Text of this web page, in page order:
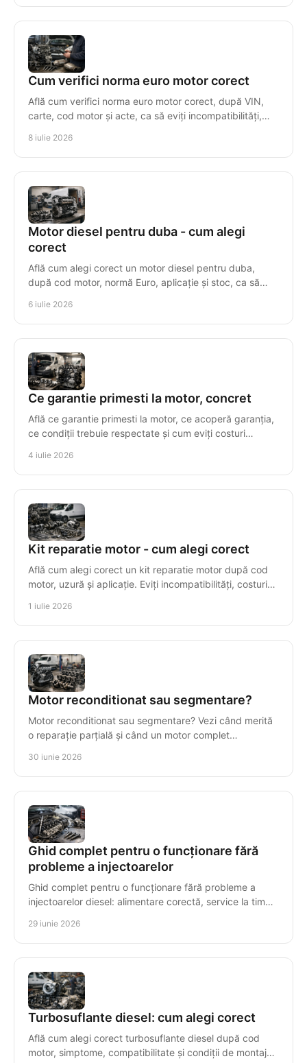
Cum verifici norma euro motor corect
Află cum verifici norma euro motor corect, după VIN,
carte, cod motor și acte, ca să eviți incompatibilități,
8 iulie 2026
Motor diesel pentru duba - cum alegi
corect
Află cum alegi corect un motor diesel pentru duba,
după cod motor, normă Euro, aplicație și stoc, ca să
6 iulie 2026
Ce garantie primesti la motor, concret
Află ce garantie primesti la motor, ce acoperă garanția,
ce condiții trebuie respectate și cum eviți costuri
4 iulie 2026
Kit reparatie motor - cum alegi corect
Află cum alegi corect un kit reparatie motor după cod
motor, uzură și aplicație. Eviți incompatibilități, costuri
1 iulie 2026
Motor reconditionat sau segmentare?
Motor reconditionat sau segmentare? Vezi când merită
o reparație parțială și când un motor complet
30 iunie 2026
Ghid complet pentru o funcționare fără
probleme a injectoarelor
Ghid complet pentru o funcționare fără probleme a
injectoarelor diesel: alimentare corectă, service la timp
29 iunie 2026
Turbosuflante diesel: cum alegi corect
Află cum alegi corect turbosuflante diesel după cod
motor, simptome, compatibilitate și condiții de montaj